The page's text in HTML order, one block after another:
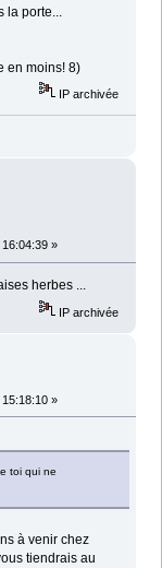
la porte...
en moins! 8)
IP archivée
»
herbes ...
IP archivée
»
toi qui ne
à venir chez
tiendrais au